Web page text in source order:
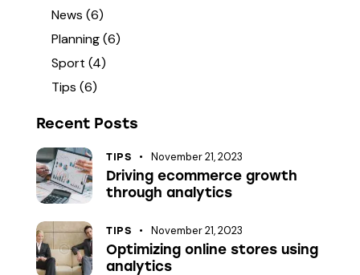
News (6)
Planning(6)
Sport (4)
Tips (6)
Recent Posts
TIPS November 21, 2023
Driving ecommerce growth
through analytics
TIPS November 21, 2023
Optimizing online stores using
analytics